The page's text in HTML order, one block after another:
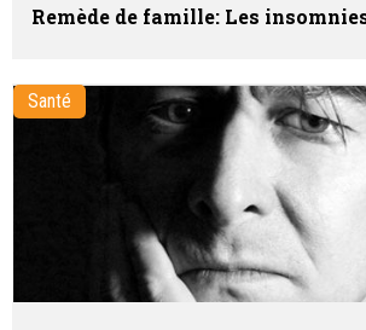
Remède de famille: Les
Santé